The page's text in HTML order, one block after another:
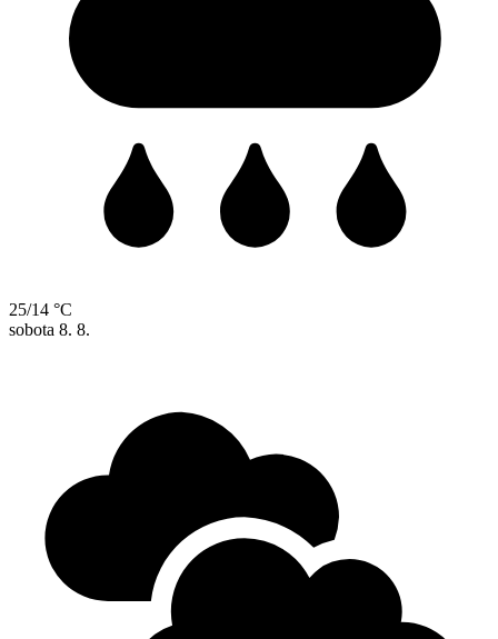
25/14 °C
sobota 8. 8.